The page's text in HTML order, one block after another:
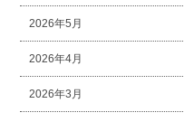
2026年5月
2026年4月
2026年3月